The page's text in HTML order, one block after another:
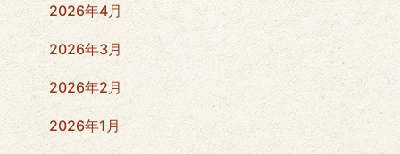
2026年4月
2026年3月
2026年2月
2026年1月